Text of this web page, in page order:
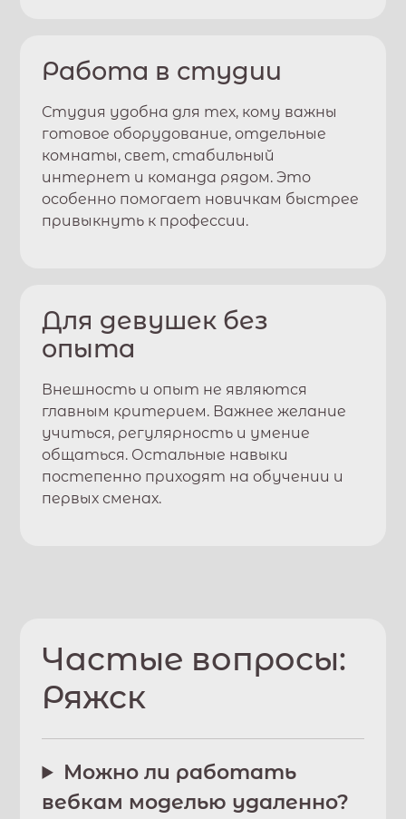
Работа в студии
Студия удобна для тех, кому важны
готовое оборудование, отдельные
комнаты, свет, стабильный
интернет и команда рядом. Это
особенно помогает новичкам быстрее
привыкнуть к профессии.
Для девушек без
опыта
Внешность и опыт не являются
главным критерием. Важнее желание
учиться, регулярность и умение
общаться. Остальные навыки
постепенно приходят на обучении и
первых сменах.
Частые вопросы:
Ряжск
Можно ли работать
вебкам моделью удаленно?